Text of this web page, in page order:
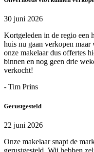
30 juni 2026
Kortgeleden in de regio een
huis nu gaan verkopen
onze makelaar dus offertes
binnen en nog geen drie
verkocht!
- Tim Prins
Gerustgesteld
22 juni 2026
Onze makelaar snapt de
gerustgesteld. Wij hebben